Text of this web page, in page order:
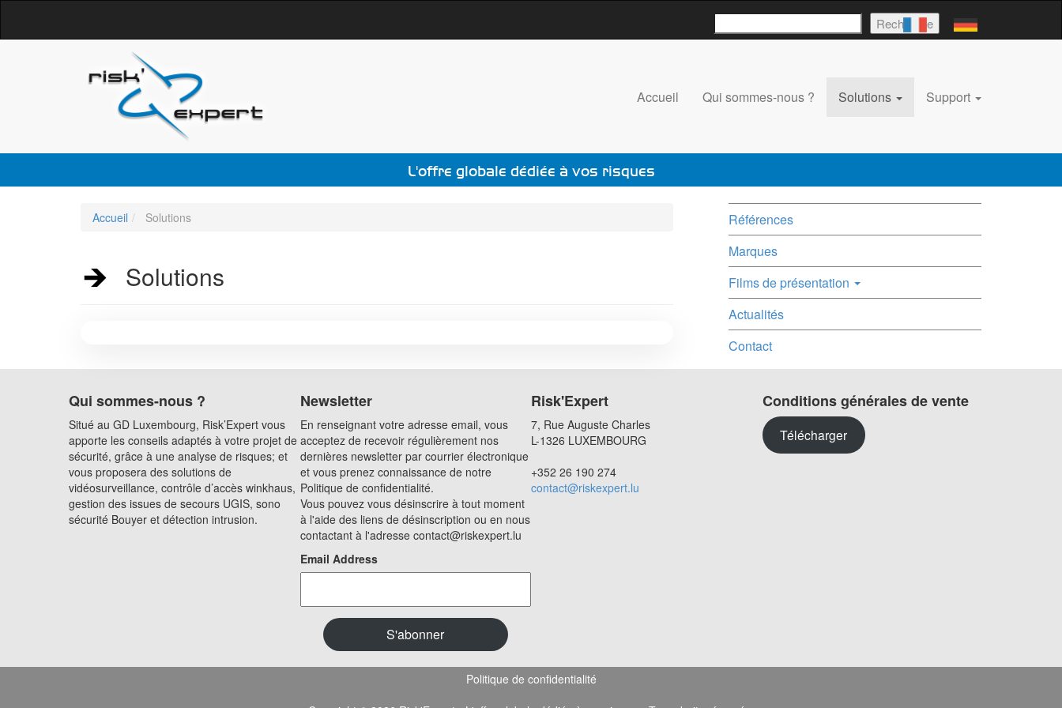
Rechercher Recherche
Accueil Qui sommes-nous ? Solutions Support
L'offre globale dédiée à vos risques
Accueil Solutions
Solutions
Références
Marques
Films de présentation
Actualités
Contact
Qui sommes-nous ?
Situé au GD Luxembourg, Risk’Expert vous
apporte les conseils adaptés à votre projet de
sécurité, grâce à une analyse de risques; et
vous proposera des solutions de
vidéosurveillance, contrôle d’accès winkhaus,
gestion des issues de secours UGIS, sono
sécurité Bouyer et détection intrusion.
Newsletter
En renseignant votre adresse email, vous
acceptez de recevoir régulièrement nos
dernières newsletter par courrier électronique
et vous prenez connaissance de notre
Politique de confidentialité.
Vous pouvez vous désinscrire à tout moment
à l'aide des liens de désinscription ou en nous
contactant à l'adresse contact@riskexpert.lu
Email Address
Risk'Expert
7, Rue Auguste Charles
L-1326 LUXEMBOURG
+352 26 190 274
contact@riskexpert.lu
Conditions générales de vente
Télécharger
Politique de confidentialité